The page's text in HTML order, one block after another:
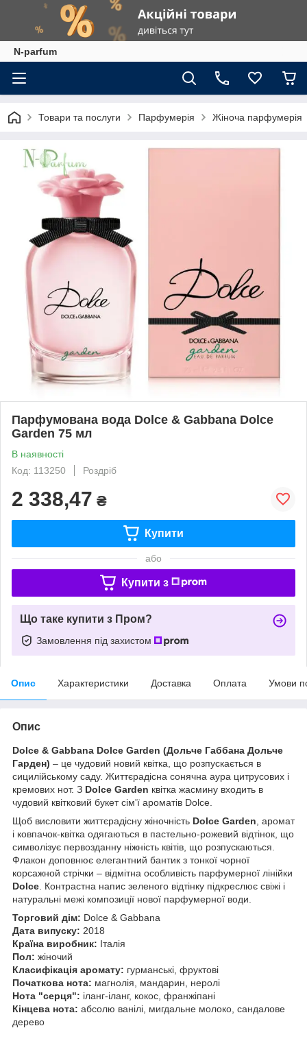
N-parfum
Товари та послуги Парфумерія Жіноча парфумерія
Парфумована вода Dolce & Gabbana Dolce
Garden 75 мл
В наявності
Код: 113250
Роздріб
2 338,47 ₴
Купити
або
Купити з
Що таке купити з Пром?
Замовлення під захистом
Опис Характеристики Доставка Оплата Умови
Опис
Dolce & Gabbana Dolce Garden (Дольче Габбана Дольче
Гарден) – це чудовий новий квітка, що розпускається в
сицилійському саду. Життєрадісна сонячна аура цитрусових і
кремових нот. З Dolce Garden квітка жасмину входить в
чудовий квітковий букет сім'ї ароматів Dolce.
Щоб висловити життєрадісну жіночність Dolce Garden , аромат
і ковпачок-квітка одягаються в пастельно-рожевий відтінок, що
символізує первозданну ніжність квітів, що розпускаються.
Флакон доповнює елегантний бантик з тонкої чорної
корсажной стрічки – відмітна особливість парфумерної лінійки
Dolce . Контрастна напис зеленого відтінку підкреслює свіжі і
натуральні межі композиції нової парфумерної води.
Торговий дім: Dolce & Gabbana
Дата випуску: 2018
Країна виробник: Італія
Пол: жіночий
Класифікація аромату: гурманські, фруктові
Початкова нота: магнолія, мандарин, неролі
Нота "серця": іланг-іланг, кокос, франжіпані
Кінцева нота: абсолю ванілі, мигдальне молоко, сандалове
дерево